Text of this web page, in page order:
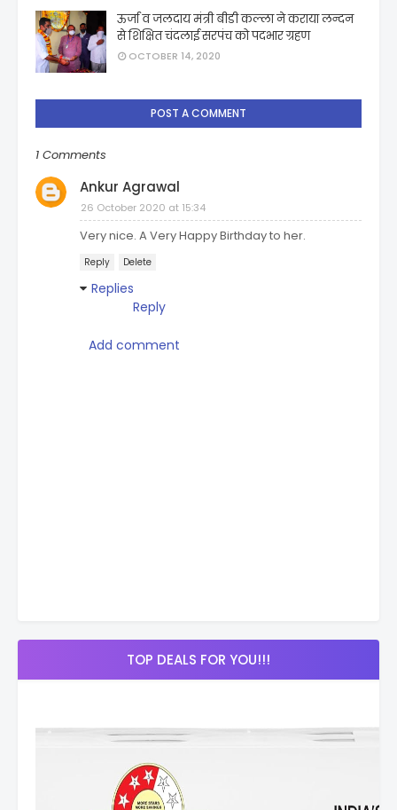
ऊर्जा व जलदाय मंत्री बीडी कल्ला ने कराया लन्दन
से शिक्षित चंदलाई सरपंच को पदभार ग्रहण
OCTOBER 14, 2020
POST A COMMENT
1 Comments
Ankur Agrawal
26 October 2020 at 15:34
Very nice. A Very Happy Birthday to her.
Reply Delete
Replies
Reply
Add comment
TOP DEALS FOR YOU!!!